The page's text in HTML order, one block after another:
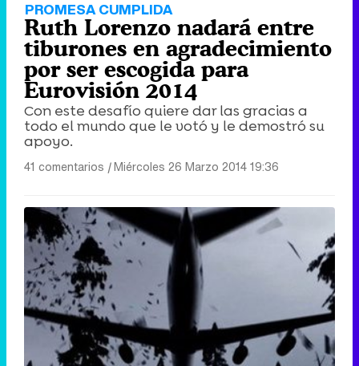
PROMESA CUMPLIDA
Ruth Lorenzo nadará entre
tiburones en agradecimiento
por ser escogida para
Eurovisión 2014
Con este desafío quiere dar las gracias a
todo el mundo que le votó y le demostró su
apoyo.
41 comentarios |Miércoles 26 Marzo 2014 19:36